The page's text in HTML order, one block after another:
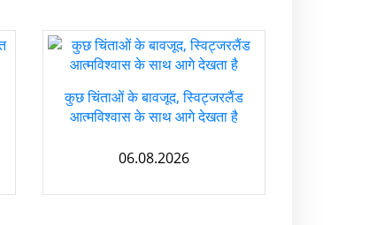
कुछ चिंताओं के बावजूद, स्विट्जरलैंड
आत्मविश्वास के साथ आगे देखता है
06.08.2026